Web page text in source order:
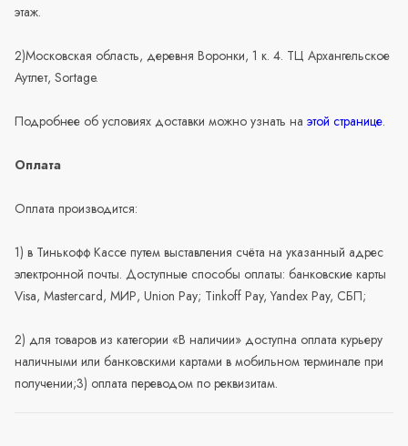
этаж.
2)Московская область, деревня Воронки, 1 к. 4. ТЦ Архангельское
Аутлет, Sortage.
Подробнее об условиях доставки можно узнать на этой странице.
Оплата
Оплата производится:
1) в Тинькофф Кассе путем выставления счёта на указанный адрес
электронной почты. Доступные способы оплаты: банковские карты
Visa, Mastercard, МИР, Union Pay; Tinkoff Pay, Yandex Pay, СБП;
2) для товаров из категории «В наличии» доступна оплата курьеру
наличными или банковскими картами в мобильном терминале при
получении;3) оплата переводом по реквизитам.